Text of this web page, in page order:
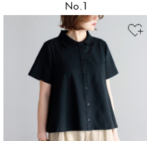
No.1